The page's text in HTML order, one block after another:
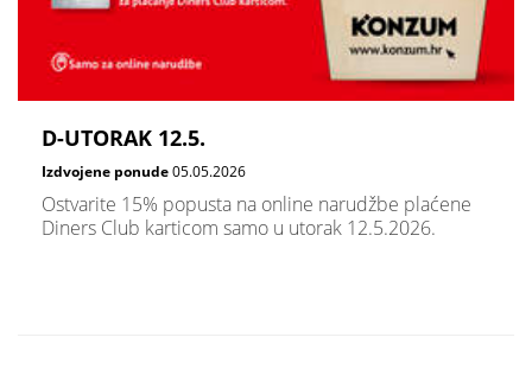
D-UTORAK 12.5.
Izdvojene ponude05.05.2026
Ostvarite 15% popusta na online narudžbe plaćene
Diners Club karticom samo u utorak 12.5.2026.